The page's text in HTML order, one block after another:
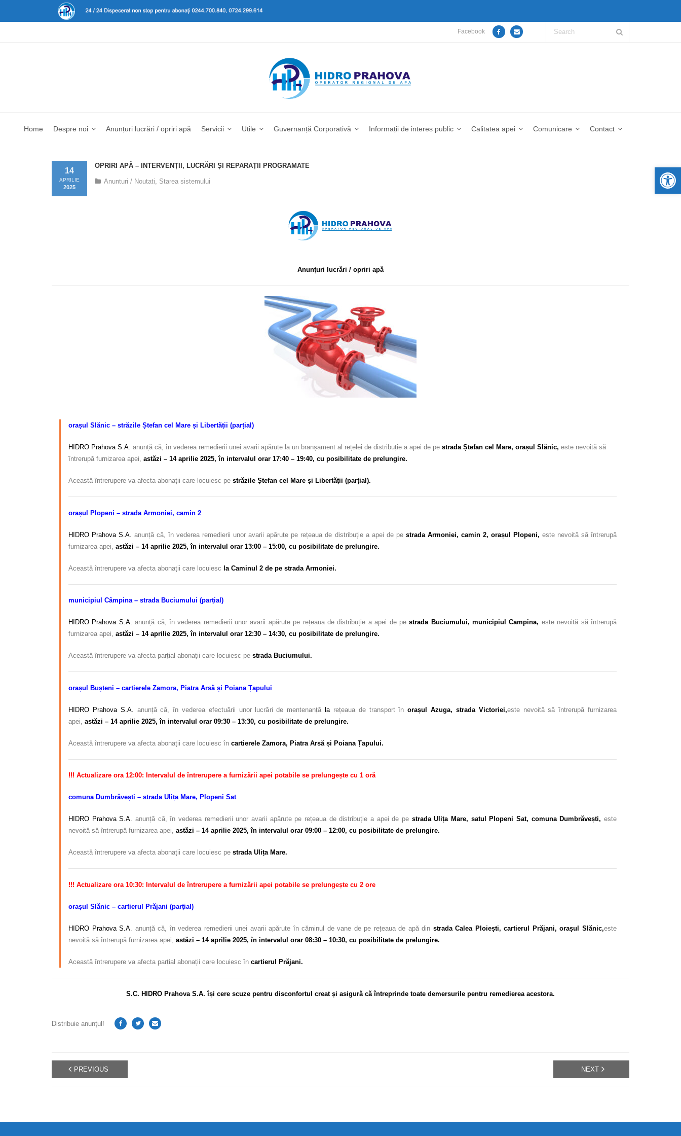
Facebook
Home Despre noi Anunțuri lucrări / opriri apă Servicii Utile Guvernanță Corporativă Informații de interes public Calitatea apei Comunicare Contact
OPRIRI APĂ – INTERVENȚII, LUCRĂRI ȘI REPARAȚII PROGRAMATE
14
APRILIE
2025
Anunturi / Noutati Starea sistemului
Anunţuri lucrări / opriri apă
orașul Slănic – străzile Ștefan cel Mare și Libertății (parțial)
HIDRO Prahova S.A. anunță că, în vederea remedierii unei avarii apărute la un branșament al rețelei de distribuție a apei de pe strada Ștefan cel Mare, orașul Slănic, este nevoită să
întrerupă furnizarea apei, astăzi – 14 aprilie 2025, în intervalul orar 17:40 – 19:40, cu posibilitate de prelungire.
Această întrerupere va afecta abonații care locuiesc pe străzile Ștefan cel Mare și Libertății (parțial).
orașul Plopeni – strada Armoniei, camin 2
HIDRO Prahova S.A.anunță că, în vederea remedierii unor avarii apărute pe rețeaua de distribuție a apei de pe strada Armoniei, camin 2, orașul Plopeni, este nevoită să întrerupă
furnizarea apei, astăzi – 14 aprilie 2025, în intervalul orar 13:00 – 15:00, cu posibilitate de prelungire.
Această întrerupere va afecta abonații care locuiesc la Caminul 2 de pe strada Armoniei.
municipiul Câmpina – strada Buciumului (parțial)
HIDRO Prahova S.A.anunță că, în vederea remedierii unor avarii apărute pe rețeaua de distribuție a apei de pestrada Buciumului, municipiul Campina, este nevoită să întrerupă
furnizarea apei, astăzi – 14 aprilie 2025, în intervalul orar 12:30 – 14:30, cu posibilitate de prelungire.
Această întrerupere va afecta parțial abonații care locuiesc pe strada Buciumului.
orașul Bușteni – cartierele Zamora, Piatra Arsă și Poiana Țapului
HIDRO Prahova S.A. anunță că, în vederea efectuării unor lucrări de mentenanță la rețeaua de transport înorașul Azuga, strada Victoriei,este nevoită să întrerupă furnizarea
apei, astăzi – 14 aprilie 2025, în intervalul orar 09:30 – 13:30, cu posibilitate de prelungire.
Această întrerupere va afecta abonații care locuiesc în cartierele Zamora, Piatra Arsă și Poiana Țapului.
!!! Actualizare ora 12:00: Intervalul de întrerupere a furnizării apei potabile se prelungește cu 1 oră
comuna Dumbrăvești – strada Ulița Mare, Plopeni Sat
HIDRO Prahova S.A. anunță că, în vederea remedierii unor avarii apărute pe rețeaua de distribuție a apei de pe strada Ulița Mare, satul Plopeni Sat, comuna Dumbrăvești,este
nevoită să întrerupă furnizarea apei, astăzi – 14 aprilie 2025, în intervalul orar 09:00 – 12:00, cu posibilitate de prelungire.
Această întrerupere va afecta abonații care locuiesc pe strada Ulița Mare.
!!! Actualizare ora 10:30: Intervalul de întrerupere a furnizării apei potabile se prelungește cu 2 ore
orașul Slănic – cartierul Prăjani (parțial)
HIDRO Prahova S.A . anunță că, în vederea remedierii unei avarii apărute în căminul de vane de pe rețeaua de apă din strada Calea Ploiești, cartierul Prăjani, orașul Slănic,este
nevoită să întrerupă furnizarea apei, astăzi – 14 aprilie 2025, în intervalul orar 08:30 – 10:30, cu posibilitate de prelungire.
Această întrerupere va afecta parțial abonații care locuiesc în cartierul Prăjani.
S.C. HIDRO Prahova S.A. își cere scuze pentru disconfortul creat și asigură că întreprinde toate demersurile pentru remedierea acestora.
Distribuie anunțul!
PREVIOUS NEXT